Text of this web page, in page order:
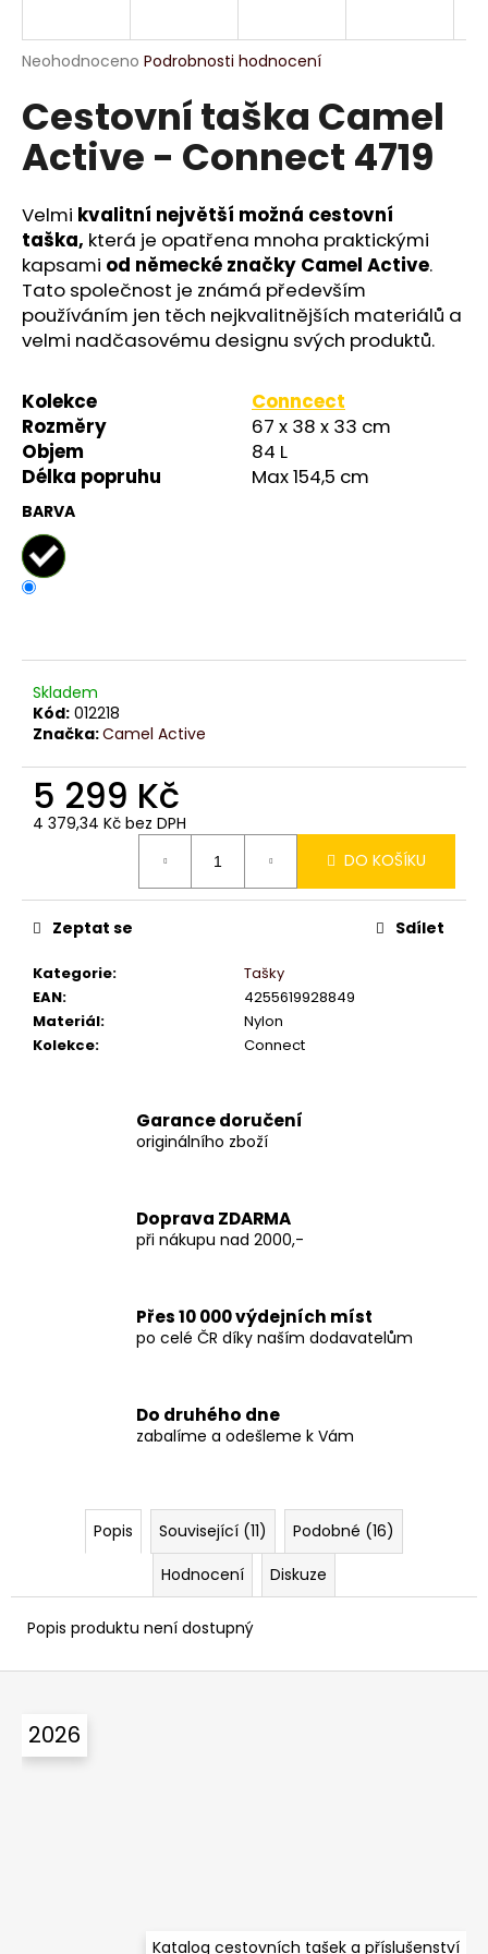
Průměrné
produktu
je
0,0
z
hvězdiček.
Neohodnoceno Podrobnosti hodnocení
Cestovní taška Camel
Active - Connect 4719
Velmi kvalitní největší možná cestovní
taška, která je opatřena mnoha praktickými
kapsami od německé značky Camel Active.
Tato společnost je známá především
používáním jen těch nejkvalitnějších materiálů a
velmi nadčasovému designu svých produktů.
Kolekce
Conncect
Rozměry
67 x 38 x 33 cm
Objem
84 L
Délka popruhu
Max 154,5 cm
BARVA
Skladem
Kód: 012218
Značka:Camel Active
5 299 Kč
4 379,34 Kč bez DPH
DO KOŠÍKU
Kategorie:
Tašky
EAN:
4255619928849
Materiál:
Nylon
Kolekce: Connect
Zeptat se Sdílet
Garance doručení
originálního zboží
Doprava ZDARMA
při nákupu nad 2000,-
Přes 10 000 výdejních míst
po celé ČR díky naším dodavatelům
Do druhého dne
zabalíme a odešleme k Vám
Popis Související (11)
Podobné (16)
Hodnocení
Diskuze
Popis produktu není dostupný
j
t
?
HLEDAT
D
p
o
r
u
č
u
j
e
m
Z
2026
Katalog cestovních tašek a příslušenství